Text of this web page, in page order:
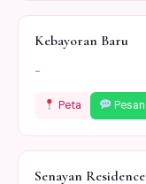
Kebayoran Baru
-
Peta Pesan
Senayan Residence